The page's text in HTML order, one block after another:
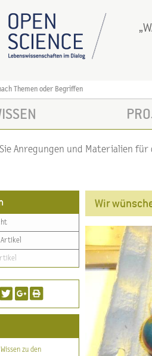
Anregungen und Materialien
zu den
Wir